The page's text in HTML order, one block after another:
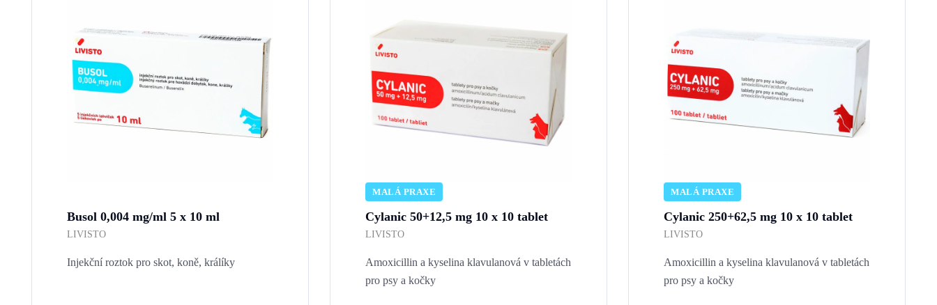
Busol 0,004 mg/ml 5 x 10 ml
LIVISTO
Injekční roztok pro skot, koně, králíky
MALÁ PRAXE
Cylanic 50+12,5 mg 10 x 10 tablet
LIVISTO
Amoxicillin a kyselina klavulanová v tabletách
pro psy a kočky
MALÁ PRAXE
Cylanic 250+62,5 mg 10 x 10 tablet
LIVISTO
Amoxicillin a kyselina klavulanová v tabletách
pro psy a kočky